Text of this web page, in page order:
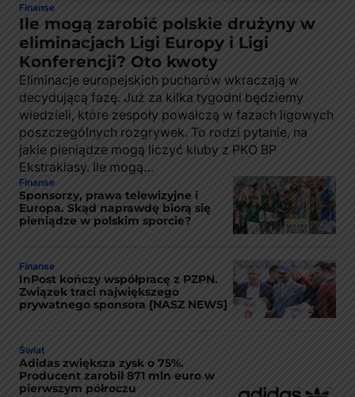
Finanse
Ile mogą zarobić polskie drużyny w
eliminacjach Ligi Europy i Ligi
Konferencji? Oto kwoty
Eliminacje europejskich pucharów wkraczają w
decydującą fazę. Już za kilka tygodni będziemy
wiedzieli, które zespoły powalczą w fazach ligowych
poszczególnych rozgrywek. To rodzi pytanie, na
jakie pieniądze mogą liczyć kluby z PKO BP
Ekstraklasy. Ile mogą…
Finanse
Sponsorzy, prawa telewizyjne i
Europa. Skąd naprawdę biorą się
pieniądze w polskim sporcie?
Finanse
InPost kończy współpracę z PZPN.
Związek traci największego
prywatnego sponsora [NASZ NEWS]
Świat
Adidas zwiększa zysk o 75%.
Producent zarobił 871 mln euro w
pierwszym półroczu